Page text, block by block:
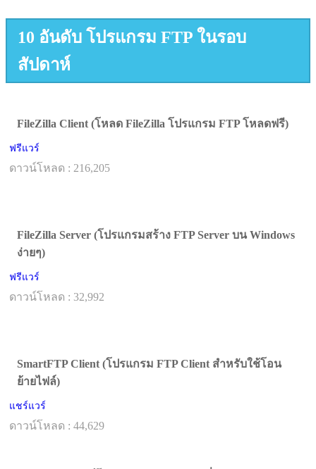
10 อันดับ โปรแกรม FTP ในรอบ
สัปดาห์
FileZilla Client (โหลด FileZilla โปรแกรม FTP โหลดฟรี)
ฟรีแวร์
ดาวน์โหลด : 216,205
FileZilla Server (โปรแกรมสร้าง FTP Server บน Windows
ง่ายๆ)
ฟรีแวร์
ดาวน์โหลด : 32,992
SmartFTP Client (โปรแกรม FTP Client สำหรับใช้โอน
ย้ายไฟล์)
แชร์แวร์
ดาวน์โหลด : 44,629